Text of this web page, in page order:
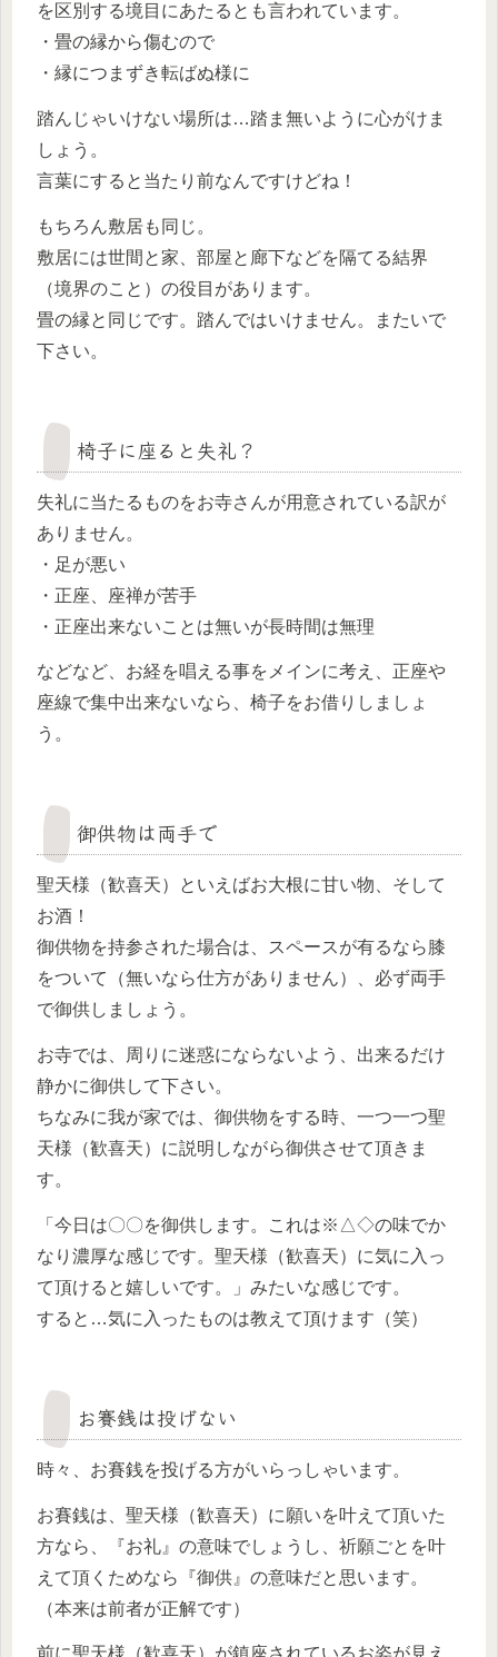
を区別する境目にあたるとも言われています。
・畳の縁から傷むので
・縁につまずき転ばぬ様に
踏んじゃいけない場所は…踏ま無いように心がけま
しょう。
言葉にすると当たり前なんですけどね！
もちろん敷居も同じ。
敷居には世間と家、部屋と廊下などを隔てる結界
（境界のこと）の役目があります。
畳の縁と同じです。踏んではいけません。またいで
下さい。
椅子に座ると失礼？
失礼に当たるものをお寺さんが用意されている訳が
ありません。
・足が悪い
・正座、座禅が苦手
・正座出来ないことは無いが長時間は無理
などなど、お経を唱える事をメインに考え、正座や
座線で集中出来ないなら、椅子をお借りしましょ
う。
御供物は両手で
聖天様（歓喜天）といえばお大根に甘い物、そして
お酒！
御供物を持参された場合は、スペースが有るなら膝
をついて（無いなら仕方がありません）、必ず両手
で御供しましょう。
お寺では、周りに迷惑にならないよう、出来るだけ
静かに御供して下さい。
ちなみに我が家では、御供物をする時、一つ一つ聖
天様（歓喜天）に説明しながら御供させて頂きま
す。
「今日は〇〇を御供します。これは※△◇の味でか
なり濃厚な感じです。聖天様（歓喜天）に気に入っ
て頂けると嬉しいです。」みたいな感じです。
すると…気に入ったものは教えて頂けます（笑）
お賽銭は投げない
時々、お賽銭を投げる方がいらっしゃいます。
お賽銭は、聖天様（歓喜天）に願いを叶えて頂いた
方なら、『お礼』の意味でしょうし、祈願ごとを叶
えて頂くためなら『御供』の意味だと思います。
（本来は前者が正解です）